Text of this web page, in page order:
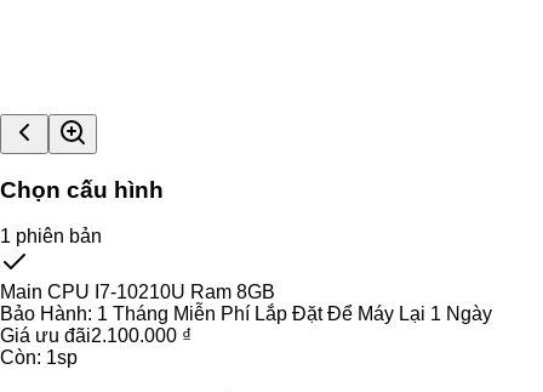
Chọn cấu hình
1 phiên bản
Main CPU I7-10210U Ram 8GB
Bảo Hành: 1 Tháng Miễn Phí Lắp Đặt Để Máy Lại 1 Ngày
Giá ưu đãi2.100.000 ₫
Còn: 1sp